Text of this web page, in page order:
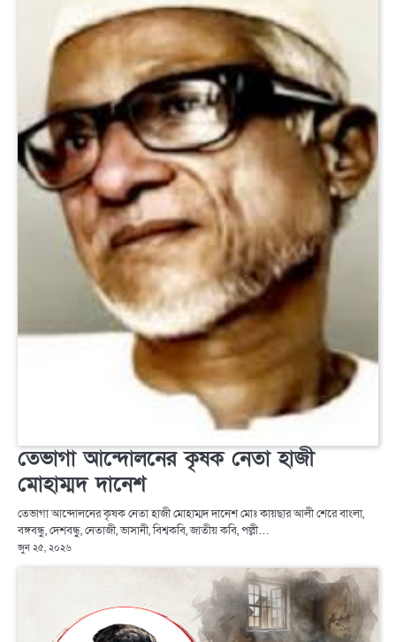
তেভাগা আন্দোলনের কৃষক নেতা হাজী
মোহাম্মদ দানেশ
তেভাগা আন্দোলনের কৃষক নেতা হাজী মোহাম্মদ দানেশ মোঃ কায়ছার আলী শেরে বাংলা,
বঙ্গবন্ধু, দেশবন্ধু, নেতাজী, ভাসানী, বিশ্বকবি, জাতীয় কবি, পল্লী…
জুন ২৫, ২০২৬